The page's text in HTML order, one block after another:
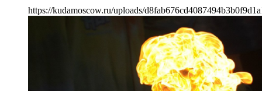
https://kudamoscow.ru/uploads/